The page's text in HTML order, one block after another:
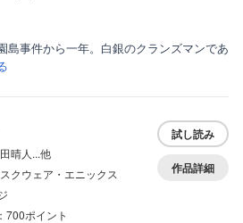
事件から一年。白銀のクランズマンであ
晴人...他
クウェア・エニックス
700ポイント
試し読み
作品詳細